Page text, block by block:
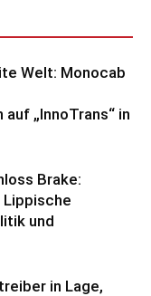
Welt: Monocab
„InnoTrans“ in
Brake:
Lippische
und
in Lage,